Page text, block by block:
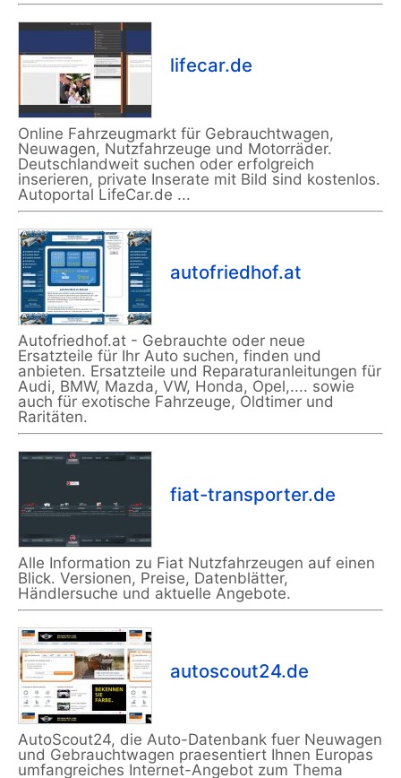
lifecar.de
Online Fahrzeugmarkt für Gebrauchtwagen,
Neuwagen, Nutzfahrzeuge und Motorräder.
Deutschlandweit suchen oder erfolgreich
inserieren, private Inserate mit Bild sind kostenlos.
Autoportal LifeCar.de ...
autofriedhof.at
Autofriedhof.at - Gebrauchte oder neue
Ersatzteile für Ihr Auto suchen, finden und
anbieten. Ersatzteile und Reparaturanleitungen für
Audi, BMW, Mazda, VW, Honda, Opel,.... sowie
auch für exotische Fahrzeuge, Oldtimer und
Raritäten.
fiat-transporter.de
Alle Information zu Fiat Nutzfahrzeugen auf einen
Blick. Versionen, Preise, Datenblätter,
Händlersuche und aktuelle Angebote.
autoscout24.de
AutoScout24, die Auto-Datenbank fuer Neuwagen
und Gebrauchtwagen praesentiert Ihnen Europas
umfangreiches Internet-Angebot zum Thema